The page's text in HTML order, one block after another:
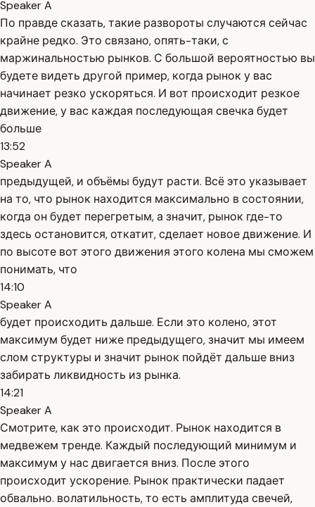
Speaker A
По правде сказать, такие развороты случаются сейчас
крайне редко. Это связано, опять-таки, с
маржинальностью рынков. С большой вероятностью вы
будете видеть другой пример, когда рынок у вас
начинает резко ускоряться. И вот происходит резкое
движение, у вас каждая последующая свечка будет
больше
13:52
Speaker A
предыдущей, и объёмы будут расти. Всё это указывает
на то, что рынок находится максимально в состоянии,
когда он будет перегретым, а значит, рынок где-то
здесь остановится, откатит, сделает новое движение. И
по высоте вот этого движения этого колена мы сможем
понимать, что
14:10
Speaker A
будет происходить дальше. Если это колено, этот
максимум будет ниже предыдущего, значит мы имеем
слом структуры и значит рынок пойдёт дальше вниз
забирать ликвидность из рынка.
14:21
Speaker A
Смотрите, как это происходит. Рынок находится в
медвежем тренде. Каждый последующий минимум и
максимум у нас двигается вниз. После этого
происходит ускорение. Рынок практически падает
обвально. волатильность, то есть амплитуда свечей,